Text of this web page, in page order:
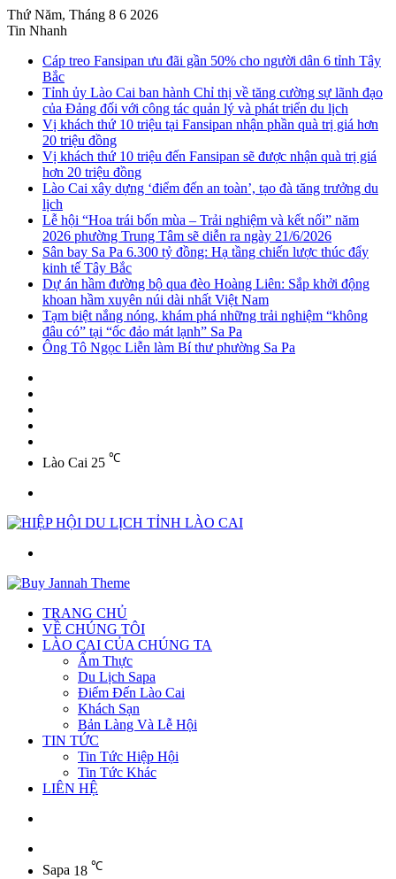
Thứ Năm, Tháng 8 6 2026
Tin Nhanh
Cáp treo Fansipan ưu đãi gần 50% cho người dân 6 tỉnh Tây
Bắc
Tỉnh ủy Lào Cai ban hành Chỉ thị về tăng cường sự lãnh đạo
của Đảng đối với công tác quản lý và phát triển du lịch
Vị khách thứ 10 triệu tại Fansipan nhận phần quà trị giá hơn
20 triệu đồng
Vị khách thứ 10 triệu đến Fansipan sẽ được nhận quà trị giá
hơn 20 triệu đồng
Lào Cai xây dựng ‘điểm đến an toàn’, tạo đà tăng trưởng du
lịch
Lễ hội “Hoa trái bốn mùa – Trải nghiệm và kết nối” năm
2026 phường Trung Tâm sẽ diễn ra ngày 21/6/2026
Sân bay Sa Pa 6.300 tỷ đồng: Hạ tầng chiến lược thúc đẩy
kinh tế Tây Bắc
Dự án hầm đường bộ qua đèo Hoàng Liên: Sắp khởi động
khoan hầm xuyên núi dài nhất Việt Nam
Tạm biệt nắng nóng, khám phá những trải nghiệm “không
đâu có” tại “ốc đảo mát lạnh” Sa Pa
Ông Tô Ngọc Liễn làm Bí thư phường Sa Pa
Lào Cai 25 ℃
TRANG CHỦ
VỀ CHÚNG TÔI
LÀO CAI CỦA CHÚNG TA
Ẩm Thực
Du Lịch Sapa
Điểm Đến Lào Cai
Khách Sạn
Bản Làng Và Lễ Hội
TIN TỨC
Tin Tức Hiệp Hội
Tin Tức Khác
LIÊN HỆ
Sapa 18 ℃